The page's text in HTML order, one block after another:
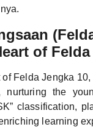
of
Felda Jengka
nurturing the
classification,
learning